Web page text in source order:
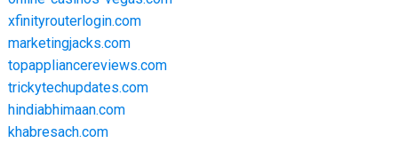
xfinityrouterlogin.com
marketingjacks.com
topappliancereviews.com
trickytechupdates.com
hindiabhimaan.com
khabresach.com